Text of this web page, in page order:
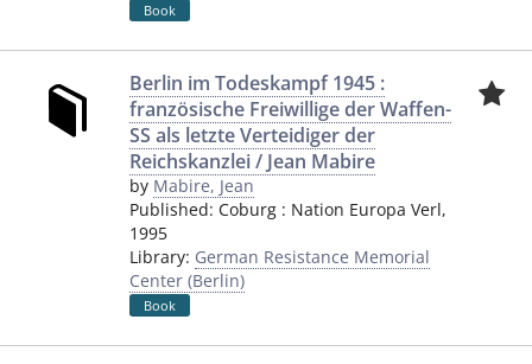
Book
Berlin im Todeskampf 1945 :
französische Freiwillige der Waffen-
SS als letzte Verteidiger der
Reichskanzlei / Jean Mabire
by Mabire, Jean
Published: Coburg : Nation Europa Verl,
1995
Library: German Resistance Memorial
Center (Berlin)
Book